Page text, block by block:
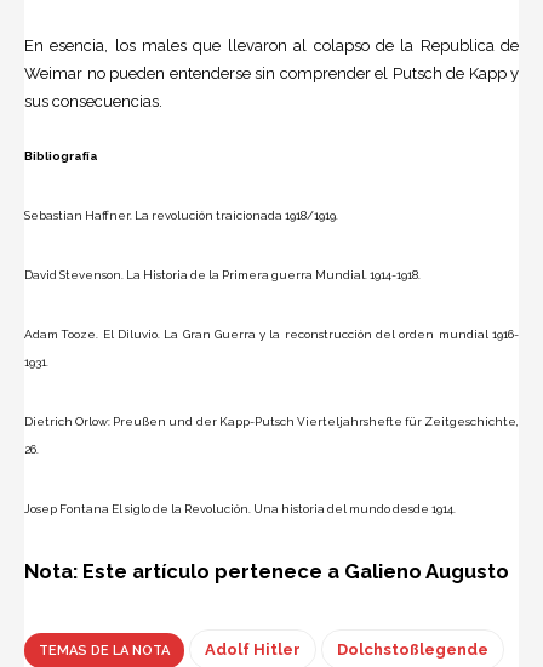
En esencia, los males que llevaron al colapso de la Republica de
Weimar no pueden entenderse sin comprender el Putsch de Kapp y
sus consecuencias.
Bibliografía
Sebastian Haffner. La revolución traicionada 1918/1919.
David Stevenson. La Historia de la Primera guerra Mundial. 1914-1918.
Adam Tooze. El Diluvio. La Gran Guerra y la reconstrucción del orden mundial 1916-
1931.
Dietrich Orlow: Preußen und der Kapp-Putsch Vierteljahrshefte für Zeitgeschichte,
26.
Josep Fontana El siglo de la Revolución. Una historia del mundo desde 1914.
Nota: Este artículo pertenece a Galieno Augusto
TEMAS DE LA NOTA Adolf Hitler Dolchstoßlegende